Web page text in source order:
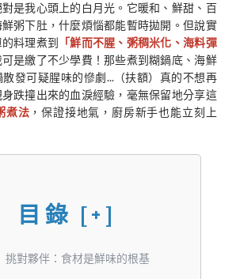
對是我心頭上的白月光。它暖和、鮮甜、百
粥下肚，什麼煩惱都能暫時拋開。但說實
料理煮到 「鮮而不腥、粥稠米化、海料彈
是繳了不少學費！那些煮到糊鍋底、海鮮
發可疑腥味的慘劇...（扶額）真的不想再
跌撞出來的血淚經驗，毫無保留地分享這
煮法 ，保證接地氣，廚房新手也能立刻上
目錄 [+]
挑對夥伴：食材是鮮味的根基